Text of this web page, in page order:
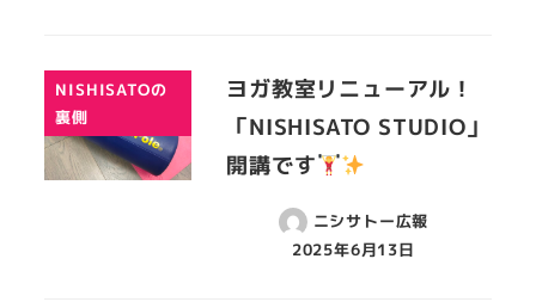
NISHISATOの
裏側
ヨガ教室リニューアル！
「NISHISATO STUDIO」
開講です
ニシサトー広報
2025年6月13日